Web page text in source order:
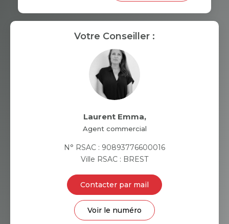
RESTAURANTS ET CAFÉS
Votre Conseiller :
Laurent Emma,
Agent commercial
N° RSAC : 90893776600016
Ville RSAC : BREST
Contacter par mail
Voir le numéro